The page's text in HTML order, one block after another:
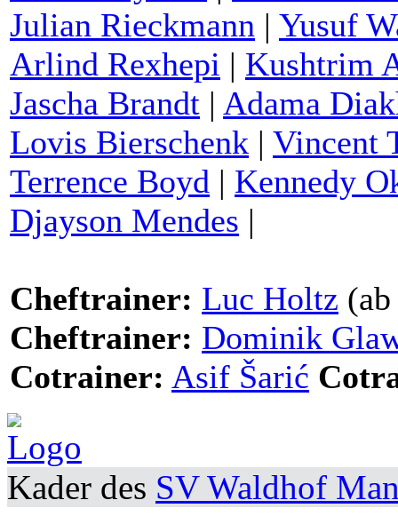
Julian Rieckmann | Yusuf
Arlind Rexhepi | Kushtrim
Jascha Brandt | Adama
Lovis Bierschenk | Vincent
Terrence Boyd | Kennedy
Djayson Mendes |
Cheftrainer: Luc Holtz
Cheftrainer: Dominik
Cotrainer: Asif Šarić
Kader des SV Waldhof